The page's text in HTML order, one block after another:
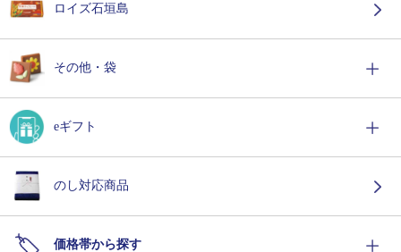
ロイズ石垣島
その他・袋
eギフト
のし対応商品
価格帯から探す